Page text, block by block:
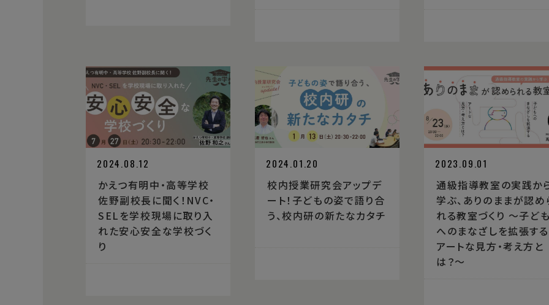
2024.08.12
かえつ有明中・高等学校
佐野副校長に聞く！NVC・
SELを学校現場に取り入
れた安心安全な学校づく
り
2024.01.20
校内授業研究会アップデ
ート！子どもの姿で語り合
う、校内研の新たなカタチ
2023.09.01
通級指導教室の実践か
学ぶ、ありのままが認め
れる教室づくり 〜子ど
へのまなざしを拡張する
アートな見方・考え方と
は？〜